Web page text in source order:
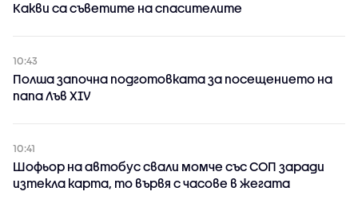
Какви са съветите на спасителите
10:43
Полша започна подготовката за посещението на
папа Лъв XIV
10:41
Шофьор на автобус свали момче със СОП заради
изтекла карта, то вървя с часове в жегата